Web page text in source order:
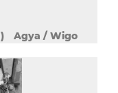
Agya / Wigo
Alphard